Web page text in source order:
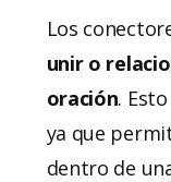
Los
unir o
oración.
ya que
dentro de